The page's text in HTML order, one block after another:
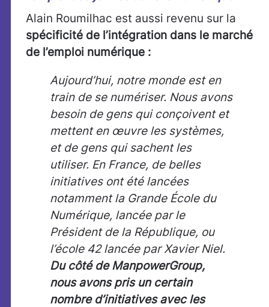
Alain Roumilhac est aussi revenu sur la
spécificité de l’intégration dans le marché
de l’emploi numérique :
Aujourd’hui, notre monde est en
train de se numériser. Nous avons
besoin de gens qui conçoivent et
mettent en œuvre les systèmes,
et de gens qui sachent les
utiliser. En France, de belles
initiatives ont été lancées
notamment la Grande École du
Numérique, lancée par le
Président de la République, ou
l’école 42 lancée par Xavier Niel.
Du côté de ManpowerGroup,
nous avons pris un certain
nombre d’initiatives avec les